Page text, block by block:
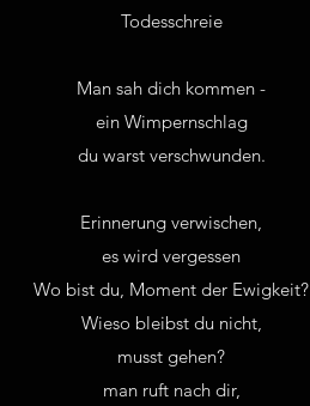
Todesschreie
Man sah dich kommen -
ein Wimpernschlag
du warst verschwunden.
Erinnerung verwischen,
es wird vergessen
Wo bist du, Moment der Ewigkeit?
Wieso bleibst du nicht,
musst gehen?
man ruft nach dir,